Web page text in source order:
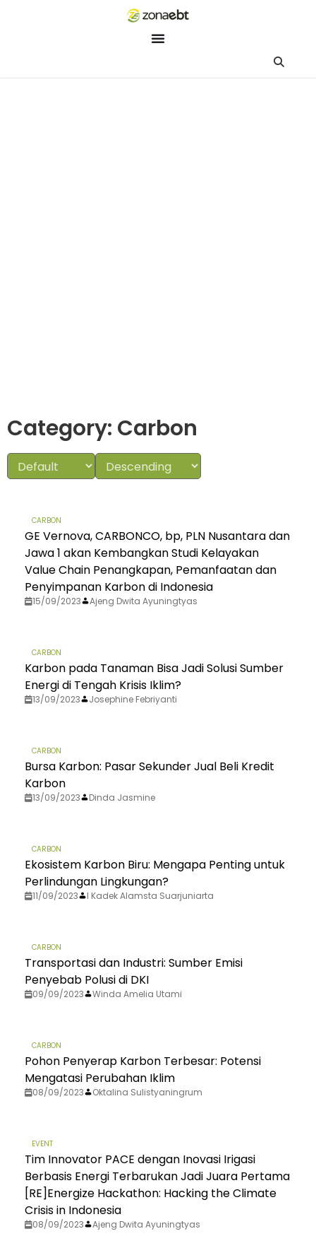
Category: Carbon
CARBON
GE Vernova, CARBONCO, bp, PLN Nusantara dan
Jawa 1 akan Kembangkan Studi Kelayakan
Value Chain Penangkapan, Pemanfaatan dan
Penyimpanan Karbon di Indonesia
15/09/2023 Ajeng Dwita Ayuningtyas
CARBON
Karbon pada Tanaman Bisa Jadi Solusi Sumber
Energi di Tengah Krisis Iklim?
13/09/2023 Josephine Febriyanti
CARBON
Bursa Karbon: Pasar Sekunder Jual Beli Kredit
Karbon
13/09/2023 Dinda Jasmine
CARBON
Ekosistem Karbon Biru: Mengapa Penting untuk
Perlindungan Lingkungan?
11/09/2023 I Kadek Alamsta Suarjuniarta
CARBON
Transportasi dan Industri: Sumber Emisi
Penyebab Polusi di DKI
09/09/2023 Winda Amelia Utami
CARBON
Pohon Penyerap Karbon Terbesar: Potensi
Mengatasi Perubahan Iklim
08/09/2023 Oktalina Sulistyaningrum
EVENT
Tim Innovator PACE dengan Inovasi Irigasi
Berbasis Energi Terbarukan Jadi Juara Pertama
[RE]Energize Hackathon: Hacking the Climate
Crisis in Indonesia
08/09/2023 Ajeng Dwita Ayuningtyas